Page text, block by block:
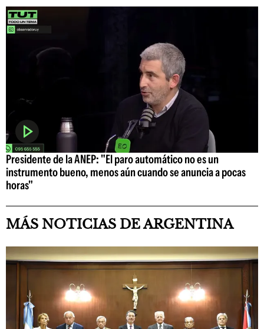
Presidente de la ANEP: "El paro automático no es un
instrumento bueno, menos aún cuando se anuncia a pocas
horas"
MÁS NOTICIAS DE ARGENTINA